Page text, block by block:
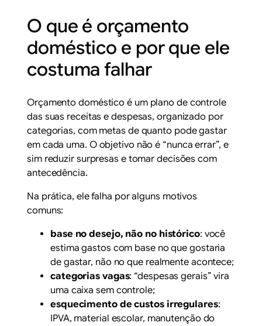
O que é orçamento
doméstico e por que ele
costuma falhar
Orçamento doméstico é um plano de controle
das suas receitas e despesas, organizado por
categorias, com metas de quanto pode gastar
em cada uma. O objetivo não é “nunca errar”, e
sim reduzir surpresas e tomar decisões com
antecedência.
Na prática, ele falha por alguns motivos
comuns:
base no desejo, não no histórico: você
estima gastos com base no que gostaria
de gastar, não no que realmente acontece;
categorias vagas: “despesas gerais” vira
uma caixa sem controle;
esquecimento de custos irregulares:
IPVA, material escolar, manutenção do